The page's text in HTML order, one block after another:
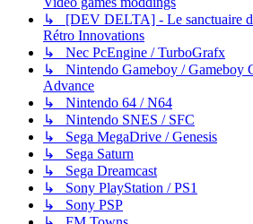
↳ [DEV DELTA] - Le sanctuaire
Rétro Innovations
↳ Nec PcEngine / TurboGrafx
↳ Nintendo Gameboy / Gameboy
Advance
↳ Nintendo 64 / N64
↳ Nintendo SNES / SFC
↳ Sega MegaDrive / Genesis
↳ Sega Saturn
↳ Sega Dreamcast
↳ Sony PlayStation / PS1
↳ Sony PSP